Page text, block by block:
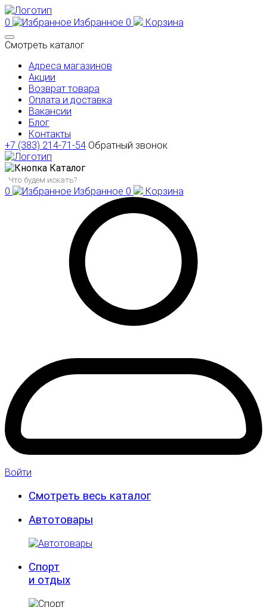
0 Избранное 0
Корзина
Смотреть каталог
Адреса магазинов
Акции
Возврат товара
Оплата и доставка
Вакансии
Блог
Контакты
+7 (383) 214-71-54 Обратный звонок
Каталог
0 Избранное 0 Корзина
Войти
Смотреть весь каталог
Автотовары
Спорт
и отдых